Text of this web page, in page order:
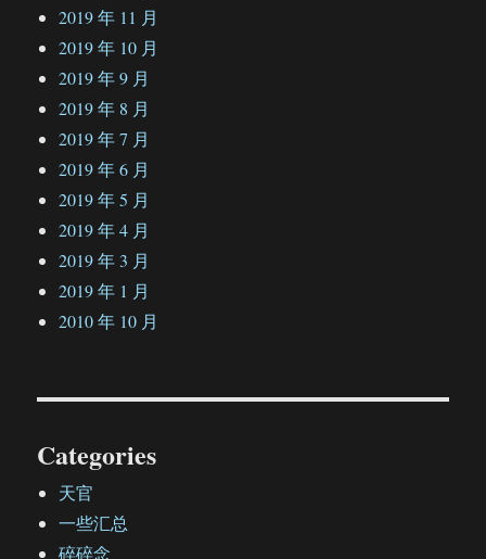
2019 年 11 月
2019 年 10 月
2019 年 9 月
2019 年 8 月
2019 年 7 月
2019 年 6 月
2019 年 5 月
2019 年 4 月
2019 年 3 月
2019 年 1 月
2010 年 10 月
Categories
天官
一些汇总
碎碎念